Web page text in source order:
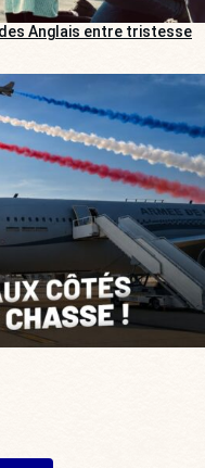
des Anglais entre tristesse